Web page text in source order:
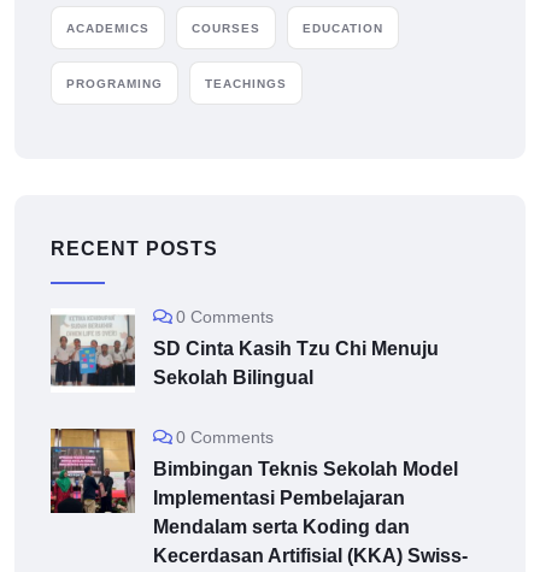
ACADEMICS COURSES EDUCATION
PROGRAMING TEACHINGS
RECENT POSTS
0 Comments
SD Cinta Kasih Tzu Chi Menuju
Sekolah Bilingual
0 Comments
Bimbingan Teknis Sekolah Model
Implementasi Pembelajaran
Mendalam serta Koding dan
Kecerdasan Artifisial (KKA) Swiss-